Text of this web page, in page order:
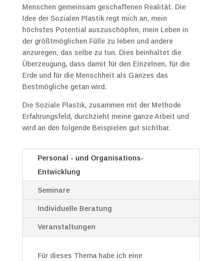
Menschen gemeinsam geschaffenen Realität. Die
Idee der Sozialen Plastik regt mich an, mein
höchstes Potential auszuschöpfen, mein Leben in
der größtmöglichen Fülle zu leben und andere
anzuregen, das selbe zu tun. Dies beinhaltet die
Überzeugung, dass damit für den Einzelnen, für die
Erde und für die Menschheit als Ganzes das
Bestmögliche getan wird.
Die Soziale Plastik, zusammen mit der Methode
Erfahrungsfeld, durchzieht meine ganze Arbeit und
wird an den folgende Beispielen gut sichtbar.
Personal - und Organisations-
Entwicklung
Seminare
Individuelle Beratung
Veranstaltungen
Für dieses Thema habe ich eine